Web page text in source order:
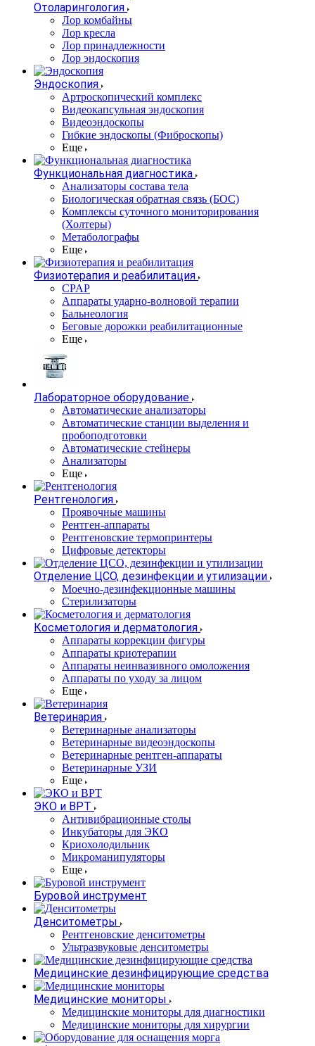
Отоларингология
Лор комбайны
Лор кресла
Лор принадлежности
Лор эндоскопия
Эндоскопия
Артроскопический комплекс
Видеокапсульная эндоскопия
Видеоэндоскопы
Гибкие эндоскопы (Фиброcкопы)
Еще
Функциональная диагностика
Анализаторы состава тела
Биологическая обратная связь (БОС)
Комплексы суточного мониторирования
(Холтеры)
Метаболографы
Еще
Физиотерапия и реабилитация
CPAP
Аппараты ударно-волновой терапии
Бальнеология
Беговые дорожки реабилитационные
Еще
Лабораторное оборудование
Автоматические анализаторы
Автоматические станции выделения и
пробоподготовки
Автоматические стейнеры
Анализаторы
Еще
Рентгенология
Проявочные машины
Рентген-аппараты
Рентгеновские термопринтеры
Цифровые детекторы
Отделение ЦСО, дезинфекции и утилизации
Моечно-дезинфекционные машины
Стерилизаторы
Косметология и дерматология
Аппараты коррекции фигуры
Аппараты криотерапии
Аппараты неинвазивного омоложения
Аппараты по уходу за лицом
Еще
Ветеринария
Ветеринарные анализаторы
Ветеринарные видеоэндоскопы
Ветеринарные рентген-аппараты
Ветеринарные УЗИ
Еще
ЭКО и ВРТ
Антивибрационные столы
Инкубаторы для ЭКО
Криохолодильник
Микроманипуляторы
Еще
Буровой инструмент
Денситометры
Рентгеновские денситометры
Ультразвуковые денситометры
Медицинские дезинфицирующие средства
Медицинские мониторы
Медицинские мониторы для диагностики
Медицинские мониторы для хирургии